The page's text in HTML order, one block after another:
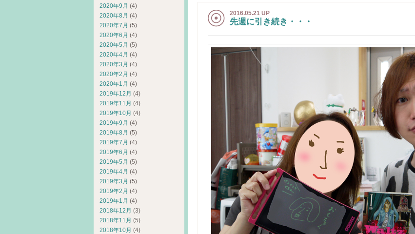
2016.05.21 UP
先週に引き続き・・・
2020年9月 (4)
2020年8月 (4)
2020年7月 (5)
2020年6月 (4)
2020年5月 (5)
2020年4月 (4)
2020年3月 (4)
2020年2月 (4)
2020年1月 (4)
2019年12月 (4)
2019年11月 (4)
2019年10月 (4)
2019年9月 (4)
2019年8月 (5)
2019年7月 (4)
2019年6月 (4)
2019年5月 (5)
2019年4月 (4)
2019年3月 (5)
2019年2月 (4)
2019年1月 (4)
2018年12月 (3)
2018年11月 (5)
2018年10月 (4)